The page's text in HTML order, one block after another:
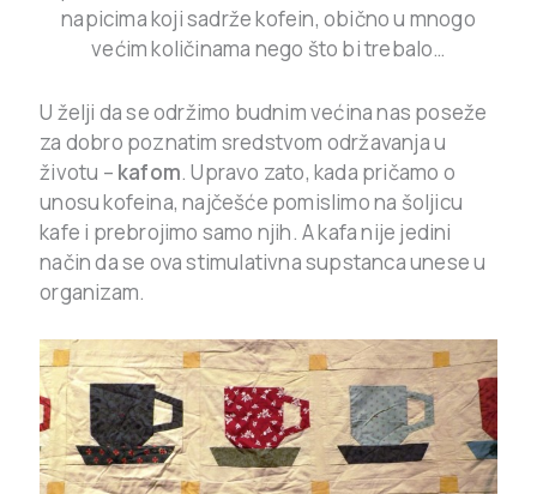
napicima koji sadrže kofein, obično u mnogo
većim količinama nego što bi trebalo…
U želji da se održimo budnim većina nas poseže
za dobro poznatim sredstvom održavanja u
životu – kafom. Upravo zato, kada pričamo o
unosu kofeina, najčešće pomislimo na šoljicu
kafe i prebrojimo samo njih. A kafa nije jedini
način da se ova stimulativna supstanca unese u
organizam.